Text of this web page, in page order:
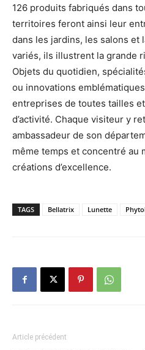
126 produits fabriqués dans
territoires feront ainsi leur
dans les jardins, les salons et
variés, ils illustrent la grande
Objets du quotidien,
ou innovations
entreprises de toutes tailles
d’activité. Chaque visiteur y
ambassadeur de son
même temps et concentré au
créations d’excellence.
TAGS Bellatrix Lunette
Article précédent